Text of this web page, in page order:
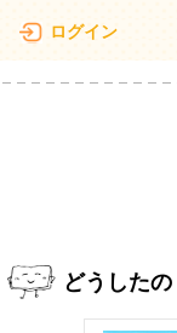
ログイン
どうしたの